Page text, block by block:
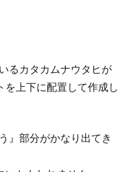
るカタカムナウタヒが
を上下に配置して作成し
』部分がかなり出てき